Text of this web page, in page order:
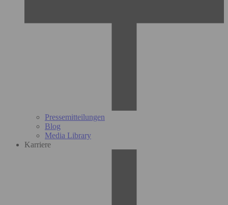
Pressemitteilungen
Blog
Media Library
Karriere